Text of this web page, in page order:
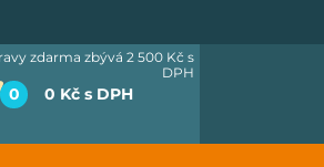
0 0 Kč s DPH
zdarma zbývá 2 500 Kč s
DPH